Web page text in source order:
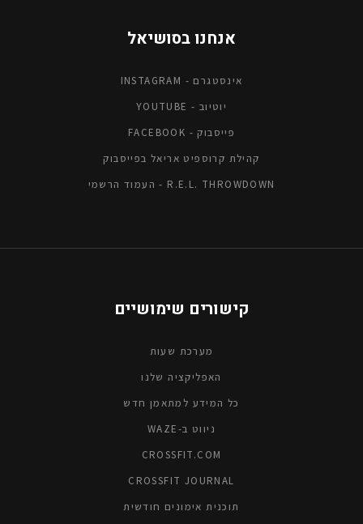
אנחנו בסושיאל
אינסטגרם - INSTAGRAM
יוטיוב - YOUTUBE
פייסבוק - FACEBOOK
קהילת קרוספיט אריאל בפייסבוק
R.E.L. THROWDOWN - העמוד הרשמי
קישורים שימושיים
מערכת שעות
האפליקציה שלנו
כל המידע למתאמן חדש
ניווט ב-WAZE
CROSSFIT.COM
CROSSFIT JOURNAL
תוכנית אימונים חודשית